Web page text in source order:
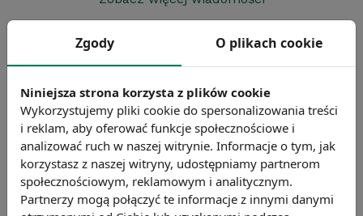
Zgody O plikach cookie
Niniejsza strona korzysta z plików cookie
Wykorzystujemy pliki cookie do spersonalizowania treści
i reklam, aby oferować funkcje społecznościowe i
analizować ruch w naszej witrynie. Informacje o tym, jak
korzystasz z naszej witryny, udostępniamy partnerom
społecznościowym, reklamowym i analitycznym.
Partnerzy mogą połączyć te informacje z innymi danymi